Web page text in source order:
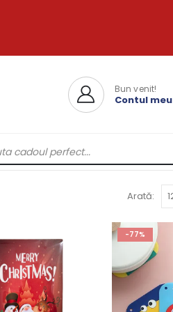
Bun venit!
Contul meu
Arată:
-77%